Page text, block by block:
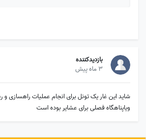
بازدیدکننده
3 ماه پیش
شاید این غار یک تونل برای انجام عملیات راهسازی و
ویاپناهگاه فصلی برای عشایر بوده است